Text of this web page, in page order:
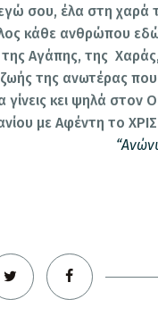
σου, έλα στη χαρά
κάθε ανθρώπου
της Αγάπης, της
της ανωτέρας
γίνεις κει ψηλά στον
με Αφέντη το